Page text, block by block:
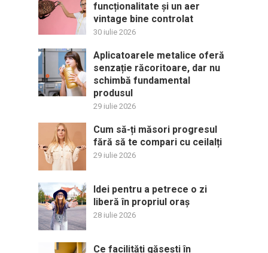
funcționalitate și un aer
vintage bine controlat
30 iulie 2026
Aplicatoarele metalice oferă
senzație răcoritoare, dar nu
schimbă fundamental
produsul
29 iulie 2026
Cum să-ți măsori progresul
fără să te compari cu ceilalți
29 iulie 2026
Idei pentru a petrece o zi
liberă în propriul oraș
28 iulie 2026
Ce facilități găsești în